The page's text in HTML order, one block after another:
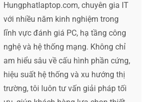
Hungphatlaptop.com, chuyên gia IT
với nhiều năm kinh nghiệm trong
lĩnh vực đánh giá PC, hạ tầng công
nghệ và hệ thống mạng. Không chỉ
am hiểu sâu về cấu hình phần cứng,
hiệu suất hệ thống và xu hướng thị
trường, tôi luôn tư vấn giải pháp tối